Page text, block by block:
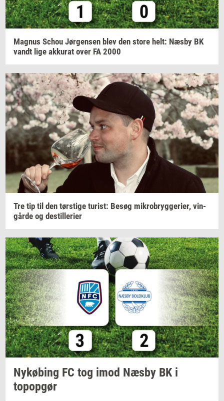
Magnus Schou Jør­gen­sen blev den store helt: Næsby BK
vandt lige ak­ku­rat over FA 2000
Tre tip til den tørsti­ge turist: Besøg mi­kro­bryg­ge­ri­er, vin­
går­de og destil­le­ri­er
Ny­kø­bing FC tog imod Næsby BK i
topop­gør